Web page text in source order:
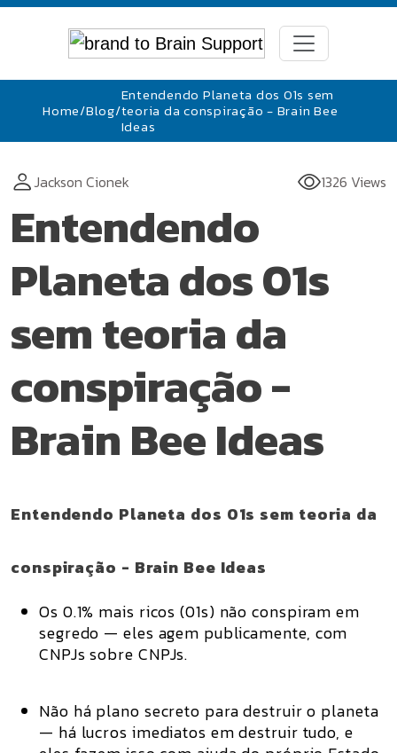
Home/Blog/
Entendendo Planeta dos 01s sem
teoria da conspiração - Brain Bee
Ideas
Jackson Cionek 1326 Views
Entendendo
Planeta dos 01s
sem teoria da
conspiração -
Brain Bee Ideas
Entendendo Planeta dos 01s sem teoria da
conspiração - Brain Bee Ideas
Os 0.1% mais ricos (01s) não conspiram em
segredo — eles agem publicamente, com
CNPJs sobre CNPJs.
Não há plano secreto para destruir o planeta
— há lucros imediatos em destruir tudo, e